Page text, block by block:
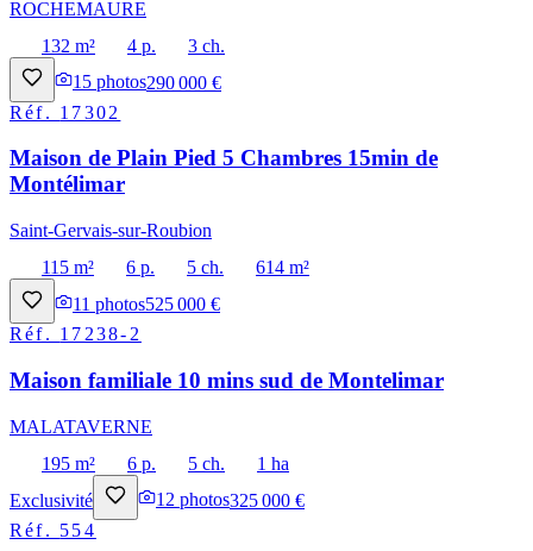
ROCHEMAURE
132 m²
4 p.
3 ch.
15 photos290 000 €
Réf. 17302
Maison de Plain Pied 5 Chambres 15min de
Montélimar
Saint-Gervais-sur-Roubion
115 m²
6 p. 5 ch.
614 m²
11 photos525 000 €
Réf. 17238-2
Maison familiale 10 mins sud de Montelimar
MALATAVERNE
195 m²
6 p. 5 ch.
1 ha
Exclusivité
12 photos325 000 €
Réf. 554